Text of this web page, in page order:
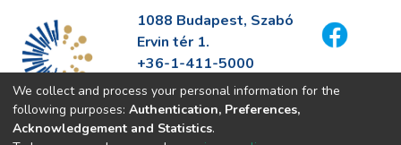
1088 Budapest, Szabó
Ervin tér 1.
+36-1-411-5000
info@fszek.hu
https://fszek.hu
We collect and process your personal information for the
following purposes: Authentication, Preferences,
Acknowledgement and Statistics.